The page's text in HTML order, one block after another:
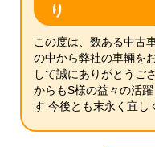
り
この度は、数ある中古
の中から弊社の車輛を
して誠にありがとうご
からもS様の益々の活
す 今後とも末永く宜し